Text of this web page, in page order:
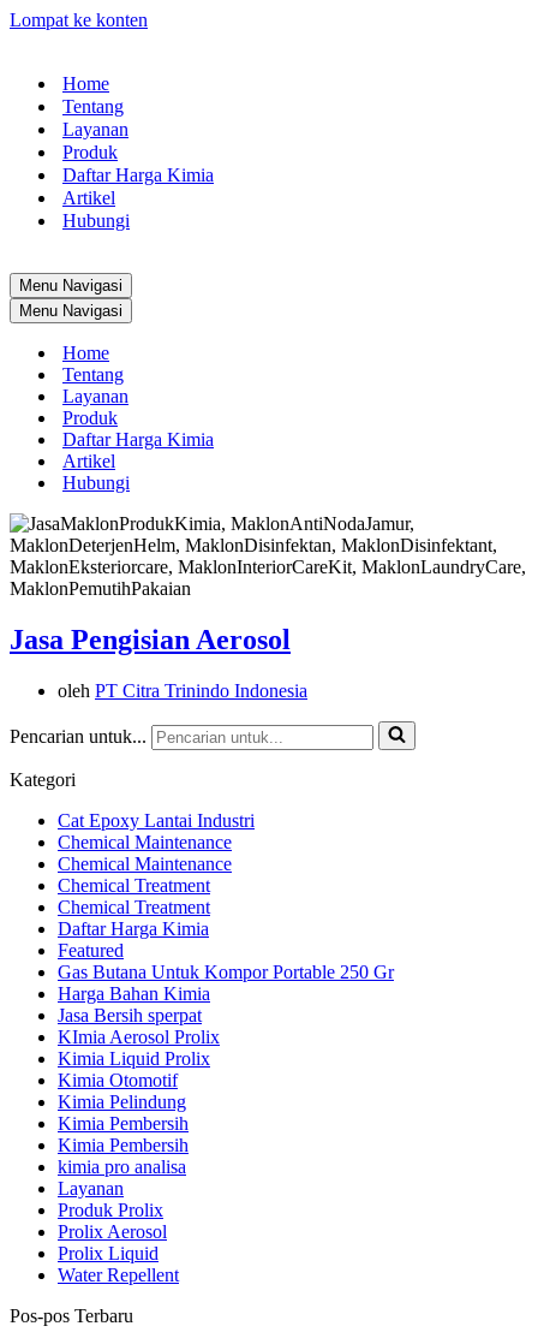
Lompat ke konten
Home
Tentang
Layanan
Produk
Daftar Harga Kimia
Artikel
Hubungi
Menu Navigasi
Menu Navigasi
Home
Tentang
Layanan
Produk
Daftar Harga Kimia
Artikel
Hubungi
Jasa Pengisian Aerosol
oleh PT Citra Trinindo Indonesia
Pencarian untuk...
Kategori
Cat Epoxy Lantai Industri
Chemical Maintenance
Chemical Maintenance
Chemical Treatment
Chemical Treatment
Daftar Harga Kimia
Featured
Gas Butana Untuk Kompor Portable 250 Gr
Harga Bahan Kimia
Jasa Bersih sperpat
KImia Aerosol Prolix
Kimia Liquid Prolix
Kimia Otomotif
Kimia Pelindung
Kimia Pembersih
Kimia Pembersih
kimia pro analisa
Layanan
Produk Prolix
Prolix Aerosol
Prolix Liquid
Water Repellent
Pos-pos Terbaru